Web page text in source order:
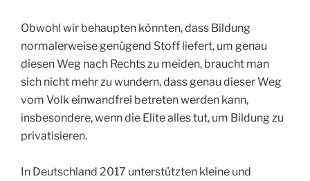
Obwohl wir behaupten könnten, dass Bildung
normalerweise genügend Stoff liefert, um genau
diesen Weg nach Rechts zu meiden, braucht man
sich nicht mehr zu wundern, dass genau dieser Weg
vom Volk einwandfrei betreten werden kann,
insbesondere, wenn die Elite alles tut, um Bildung zu
privatisieren.
In Deutschland 2017 unterstützten kleine und